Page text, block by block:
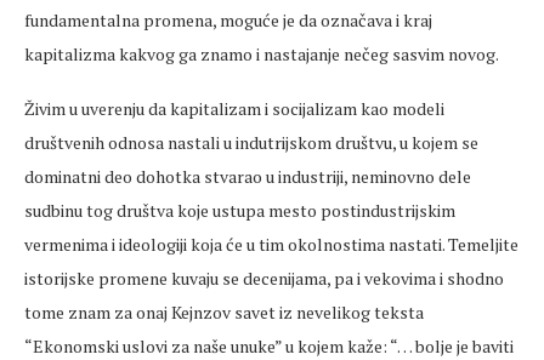
fundamentalna promena, moguće je da označava i kraj
kapitalizma kakvog ga znamo i nastajanje nečeg sasvim novog.
Živim u uverenju da kapitalizam i socijalizam kao modeli
društvenih odnosa nastali u indutrijskom društvu, u kojem se
dominatni deo dohotka stvarao u industriji, neminovno dele
sudbinu tog društva koje ustupa mesto postindustrijskim
vermenima i ideologiji koja će u tim okolnostima nastati. Temeljite
istorijske promene kuvaju se decenijama, pa i vekovima i shodno
tome znam za onaj Kejnzov savet iz nevelikog teksta
“Ekonomski uslovi za naše unuke” u kojem kaže: “… bolje je baviti